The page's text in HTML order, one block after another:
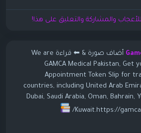
والمشاركة والتعليق على هذا!
أضاف صورة
& ⬅ قراءة We are
GAMCA Medical Pakistan, Get
Appointment Token Slip for
countries, including United Arab
Dubai, Saudi Arabia, Oman, Bahrain,
Kuwait.https://